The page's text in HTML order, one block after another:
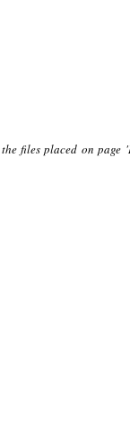
files placed on